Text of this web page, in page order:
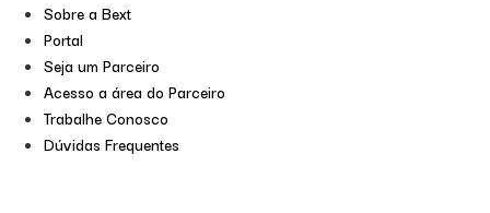
Sobre a Bext
Portal
Seja um Parceiro
Acesso a área do Parceiro
Trabalhe Conosco
Dúvidas Frequentes